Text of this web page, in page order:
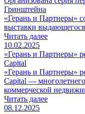
Гринштейна
«Герань и Партнеры»
выставки
Читать далее
10.02.2025
«Герань и Партнеры»
Capital
«Герань и Партнеры»
Capital —
коммерческой
Читать далее
08.12.2025